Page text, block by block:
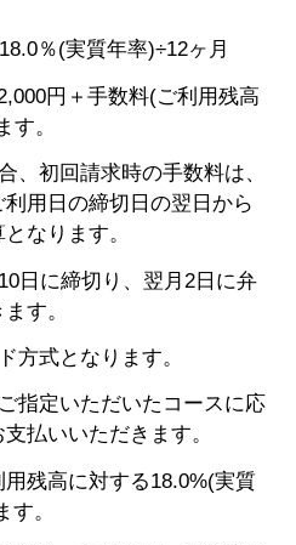
％(実質年率)÷12ヶ月
円＋手数料(ご利用残高
す。
、初回請求時の手数料は、
用日の締切日の翌日から
なります。
日に締切り、翌月2日に弁
す。
方式となります。
指定いただいたコースに応
払いいただきます。
残高に対する18.0%(実質
。